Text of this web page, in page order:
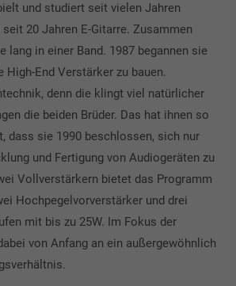
und studiert seit vielen Jahren
20 Jahren E-Gitarre. Zusammen
lang in einer Band. 1987 begannen sie
High-End Verstärker zu bauen.
denn die klingt viel natürlicher
die beiden Brüder. Das hat ihnen so
dass sie 1990 beschlossen, sich nur
und Fertigung von Audiogeräten zu
Vollverstärkern bietet das Programm
Hochpegelvorverstärker und drei
mit bis zu 25W. Im Fokus der
von Anfang an ein außergewöhnlich